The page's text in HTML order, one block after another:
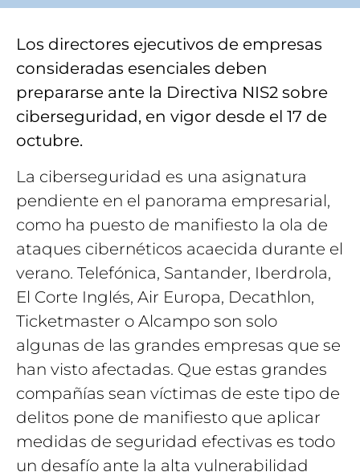
Los directores ejecutivos de empresas
consideradas esenciales deben
prepararse ante la Directiva NIS2 sobre
ciberseguridad, en vigor desde el 17 de
octubre.
La ciberseguridad es una asignatura
pendiente en el panorama empresarial,
como ha puesto de manifiesto la ola de
ataques cibernéticos acaecida durante el
verano. Telefónica, Santander, Iberdrola,
El Corte Inglés, Air Europa, Decathlon,
Ticketmaster o Alcampo son solo
algunas de las grandes empresas que se
han visto afectadas. Que estas grandes
compañías sean víctimas de este tipo de
delitos pone de manifiesto que aplicar
medidas de seguridad efectivas es todo
un desafío ante la alta vulnerabilidad